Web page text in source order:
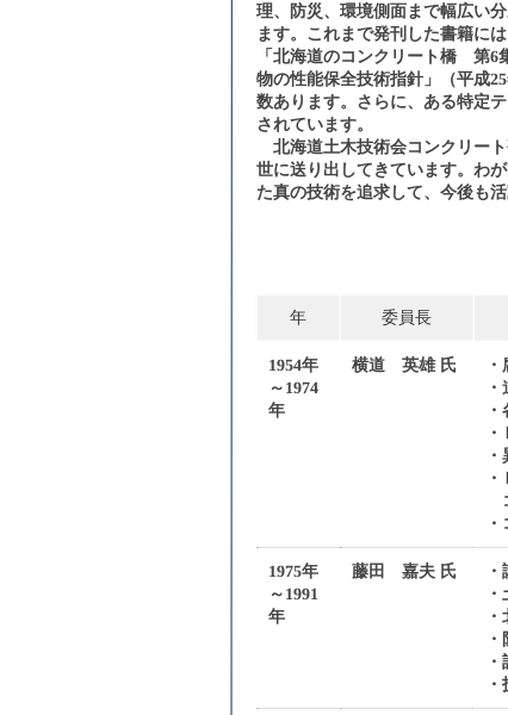
理、防災、環境側面まで幅広い
ます。これまで発刊した書籍に
「北海道のコンクリート橋 第6
物の性能保全技術指針」（平成
数あります。さらに、ある特定
されています。
北海道土木技術会コンクリー
世に送り出してきています。わ
た真の技術を追求して、今後も
年 委員長
1954年
～1974
年
横道 英雄 氏
1975年
～1991
年
藤田 嘉夫 氏